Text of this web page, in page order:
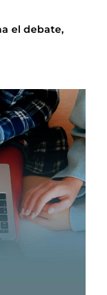
el debate,